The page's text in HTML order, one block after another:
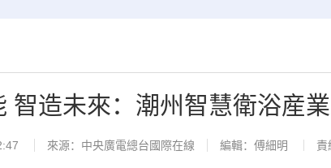
智造未來：潮州智慧衛浴産
來源：中央廣電總台國際在線 編輯：傅細明 責